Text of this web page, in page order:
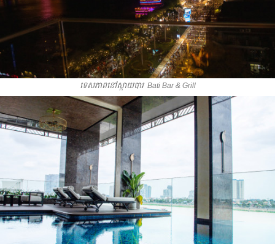
ទេសភាពនៅស្កាយបារ ​ Bati Bar & Grill